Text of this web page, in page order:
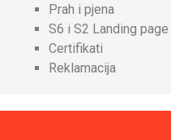
Prah i pjena
S6 i S2 Landing page
Certifikati
Reklamacija